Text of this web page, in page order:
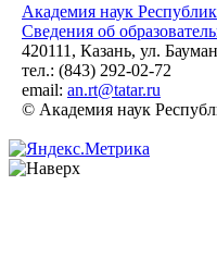
Академия наук
Сведения об
420111, Казань, ул.
тел.: (843) 292-02-72
email: an.rt@tatar.ru
© Академия наук